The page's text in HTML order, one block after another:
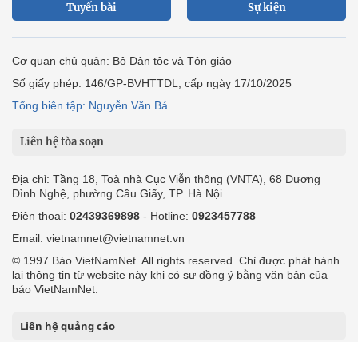
Tuyến bài Sự kiện
Cơ quan chủ quản: Bộ Dân tộc và Tôn giáo
Số giấy phép: 146/GP-BVHTTDL, cấp ngày 17/10/2025
Tổng biên tập: Nguyễn Văn Bá
Liên hệ tòa soạn
Địa chỉ: Tầng 18, Toà nhà Cục Viễn thông (VNTA), 68 Dương
Đình Nghệ, phường Cầu Giấy, TP. Hà Nội.
Điện thoại: 02439369898 - Hotline: 0923457788
Email: vietnamnet@vietnamnet.vn
© 1997 Báo VietNamNet. All rights reserved. Chỉ được phát hành
lại thông tin từ website này khi có sự đồng ý bằng văn bản của
báo VietNamNet.
Liên hệ quảng cáo